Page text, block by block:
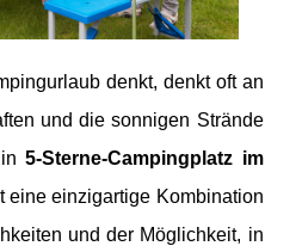
denkt, denkt oft an
und die sonnigen Strände
5-Sterne-Campingplatz im
eine einzigartige Kombination
und der Möglichkeit, in